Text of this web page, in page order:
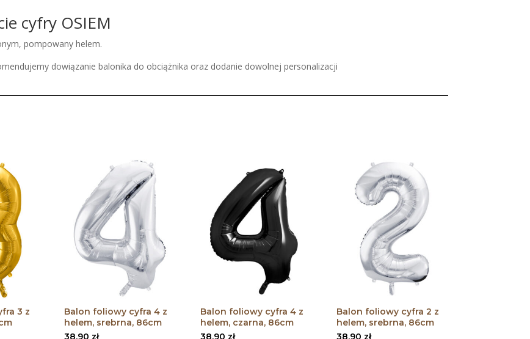
86cm
cyfry OSIEM
pompowany helem.
dowiązanie balonika do obciążnika oraz dodanie dowolnej personalizacji
3 z
Balon foliowy cyfra 4 z
helem, srebrna, 86cm
38,90 zł
Balon foliowy cyfra 4 z
helem, czarna, 86cm
38,90 zł
Balon foliowy cyfra 2 z
helem, srebrna, 86cm
38,90 zł